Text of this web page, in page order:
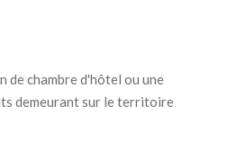
de chambre d'hôtel ou une
demeurant sur le territoire